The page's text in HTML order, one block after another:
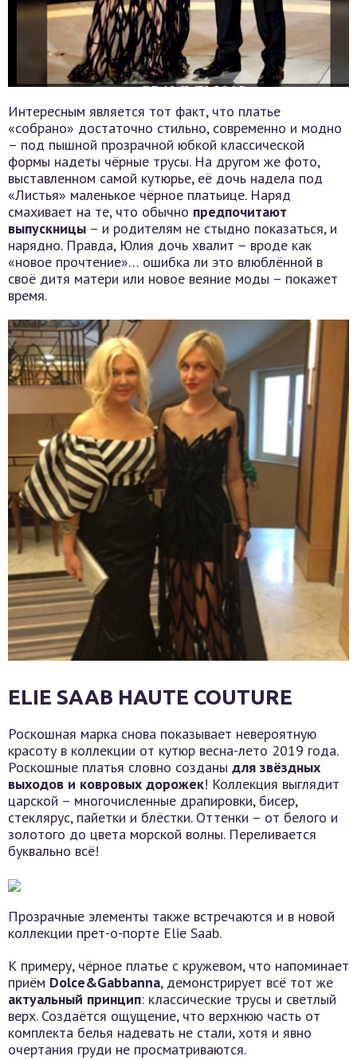
Интересным является тот факт, что платье
«собрано» достаточно стильно, современно и модно
– под пышной прозрачной юбкой классической
формы надеты чёрные трусы. На другом же фото,
выставленном самой кутюрье, её дочь надела под
«Листья» маленькое чёрное платьице. Наряд
смахивает на те, что обычно предпочитают
выпускницы – и родителям не стыдно показаться, и
нарядно. Правда, Юлия дочь хвалит – вроде как
«новое прочтение»… ошибка ли это влюблённой в
своё дитя матери или новое веяние моды – покажет
время.
ELIE SAAB HAUTE COUTURE
Роскошная марка снова показывает невероятную
красоту в коллекции от кутюр весна-лето 2019 года.
Роскошные платья словно созданы для звёздных
выходов и ковровых дорожек! Коллекция выглядит
царской – многочисленные драпировки, бисер,
стеклярус, пайетки и блёстки. Оттенки – от белого и
золотого до цвета морской волны. Переливается
буквально всё!
Прозрачные элементы также встречаются и в новой
коллекции прет-о-порте Elie Saab.
К примеру, чёрное платье с кружевом, что напоминает
приём Dolce&Gabbanna, демонстрирует всё тот же
актуальный принцип: классические трусы и светлый
верх. Создаётся ощущение, что верхнюю часть от
комплекта белья надевать не стали, хотя и явно
очертания груди не просматриваются.